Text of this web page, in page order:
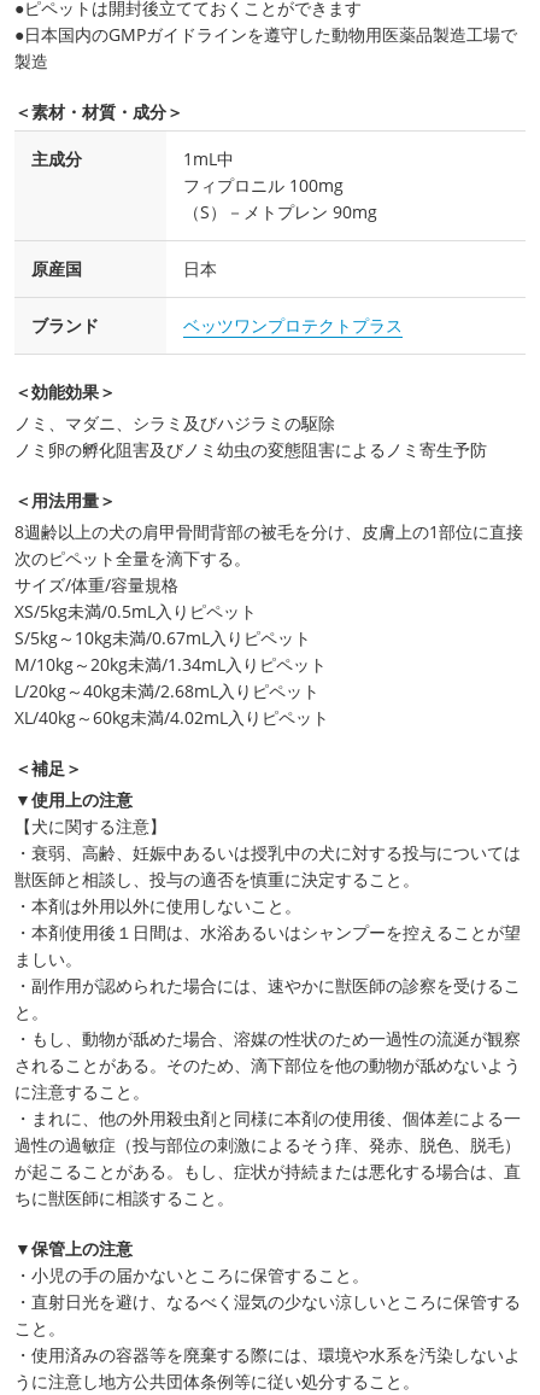
●ピペットは開封後立てておくことができます
●日本国内のGMPガイドラインを遵守した動物用医薬品製造工場で
製造
＜素材・材質・成分＞
主成分
1mL中
フィプロニル 100mg
（S）－メトプレン 90mg
原産国 日本
ブランド ベッツワンプロテクトプラス
＜効能効果＞
ノミ、マダニ、シラミ及びハジラミの駆除
ノミ卵の孵化阻害及びノミ幼虫の変態阻害によるノミ寄生予防
＜用法用量＞
8週齢以上の犬の肩甲骨間背部の被毛を分け、皮膚上の1部位に直接
次のピペット全量を滴下する。
サイズ/体重/容量規格
XS/5kg未満/0.5mL入りピペット
S/5kg～10kg未満/0.67mL入りピペット
M/10kg～20kg未満/1.34mL入りピペット
L/20kg～40kg未満/2.68mL入りピペット
XL/40kg～60kg未満/4.02mL入りピペット
＜補足＞
▼使用上の注意
【犬に関する注意】
・衰弱、高齢、妊娠中あるいは授乳中の犬に対する投与については
獣医師と相談し、投与の適否を慎重に決定すること。
・本剤は外用以外に使用しないこと。
・本剤使用後１日間は、水浴あるいはシャンプーを控えることが望
ましい。
・副作用が認められた場合には、速やかに獣医師の診察を受けるこ
と。
・もし、動物が舐めた場合、溶媒の性状のため一過性の流涎が観察
されることがある。そのため、滴下部位を他の動物が舐めないよう
に注意すること。
・まれに、他の外用殺虫剤と同様に本剤の使用後、個体差による一
過性の過敏症（投与部位の刺激によるそう痒、発赤、脱色、脱毛）
が起こることがある。もし、症状が持続または悪化する場合は、直
ちに獣医師に相談すること。
▼保管上の注意
・小児の手の届かないところに保管すること。
・直射日光を避け、なるべく湿気の少ない涼しいところに保管する
こと。
・使用済みの容器等を廃棄する際には、環境や水系を汚染しないよ
うに注意し地方公共団体条例等に従い処分すること。